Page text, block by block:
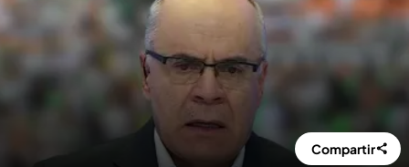
Compartir